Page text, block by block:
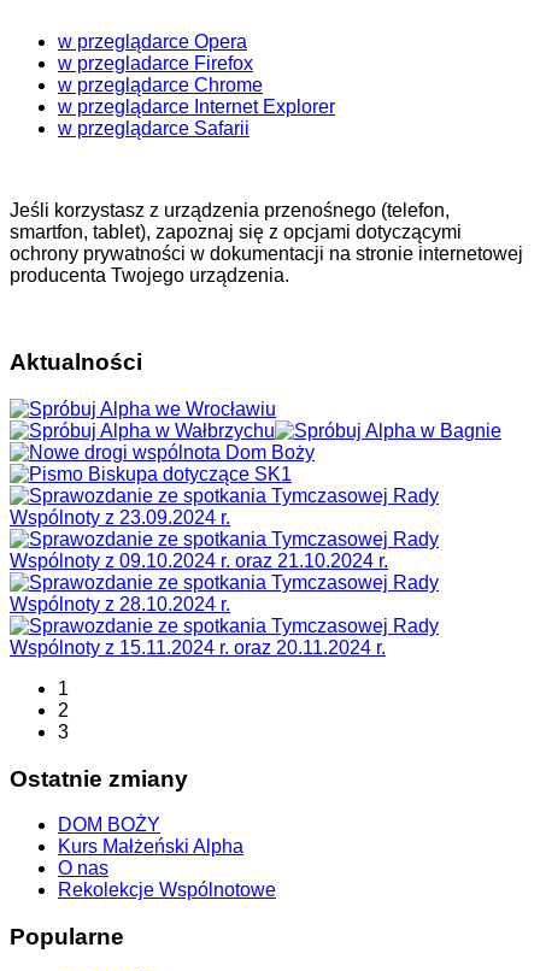
w przeglądarce Opera
w przegladarce Firefox
w przeglądarce Chrome
w przeglądarce Internet Explorer
w przeglądarce Safarii
Jeśli korzystasz z urządzenia przenośnego (telefon,
smartfon, tablet), zapoznaj się z opcjami dotyczącymi
ochrony prywatności w dokumentacji na stronie internetowej
producenta Twojego urządzenia.
Aktualności
1
2
3
Ostatnie zmiany
DOM BOŻY
Kurs Małżeński Alpha
O nas
Rekolekcje Wspólnotowe
Popularne